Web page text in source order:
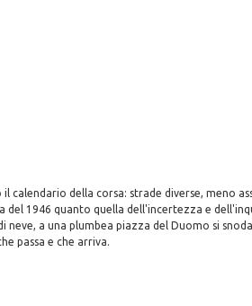
calendario della corsa: strade diverse, meno
del 1946 quanto quella dell'incertezza e
neve, a una plumbea piazza del Duomo si
passa e che arriva.